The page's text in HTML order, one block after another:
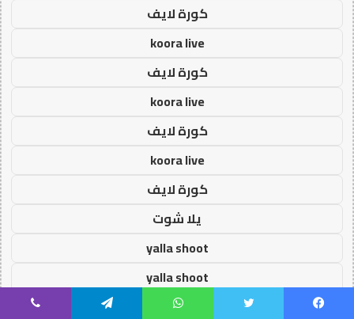
كورة لايف
koora live
كورة لايف
koora live
كورة لايف
koora live
كورة لايف
يلا شوت
yalla shoot
yalla shoot
يلا شوت